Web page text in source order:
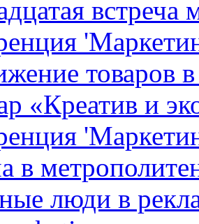
товаров
«Креатив и
в
люди в